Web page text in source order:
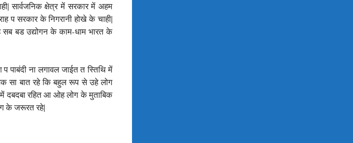
सार्वजनिक क्षेत्र में सरकार में अहम
प सरकार के निगरानी होखे के चाही|
सब बड उद्योगन के काम-धाम भारत के
पाबंदी ना लगावल जाईत त स्तिथि में
सा बात रहे कि बहुल रूप से उहे लोग
दबदबा रहित आ ओह लोग के मुताबिक
के जरूरत रहे|